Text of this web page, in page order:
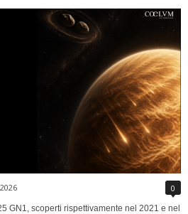
0
GN1, scoperti rispettivamente nel 2021 e nel